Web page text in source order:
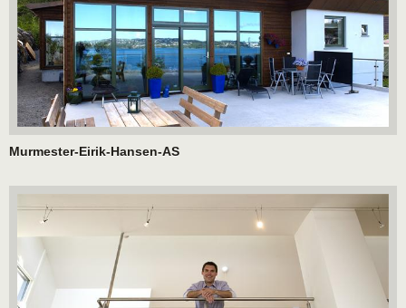
Murmester-Eirik-Hansen-AS